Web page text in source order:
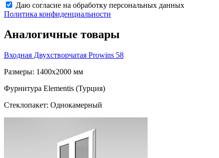
Даю согласие на обработку персональных данных
Политика конфиденциальности
Аналогичные товары
Входная Двухстворчатая Prowins 58
Размеры: 1400x2000 мм
Фурнитура Elementis (Турция)
Стеклопакет: Однокамерный